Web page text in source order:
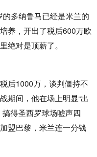
多纳鲁马已经是米兰的
养，开出了税后600万欧
绝对是顶薪了。
后1000万，谈判僵持不
期间，他在场上明显“出
得圣西罗球场嘘声四
盟巴黎，米兰连一分钱